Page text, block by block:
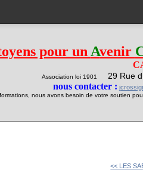
pour un Avenir
Association loi 1901 29 Rue
nous contacter :
nous avons besoin de votre soutien
<< LES